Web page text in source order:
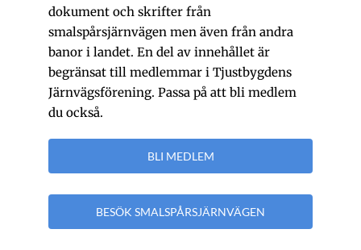
dokument och skrifter från
smalspårsjärnvägen men även från andra
banor i landet. En del av innehållet är
begränsat till medlemmar i Tjustbygdens
Järnvägsförening. Passa på att bli medlem
du också.
BLI MEDLEM
BESÖK SMALSPÅRSJÄRNVÄGEN